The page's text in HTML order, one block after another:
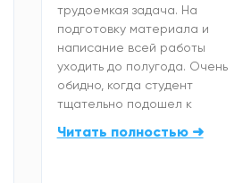
трудоемкая задача. На
подготовку материала и
написание всей работы
уходить до полугода. Очень
обидно, когда студент
тщательно подошел к
Читать полностью ➜